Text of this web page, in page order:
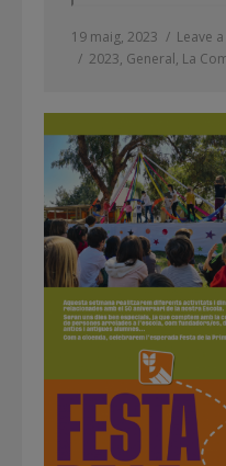
19 maig, 2023
Leave
2023, General, La